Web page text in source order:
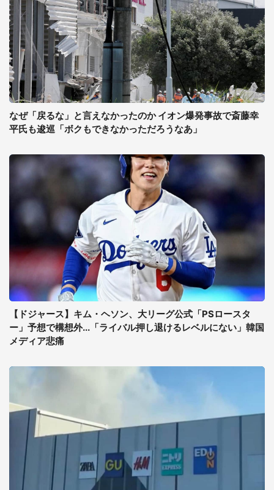
なぜ「戻るな」と言えなかったのか イオン爆発事故で斎藤幸
平氏も逡巡「ボクもできなかっただろうなあ」
【ドジャース】キム・ヘソン、大リーグ公式「PSロースタ
ー」予想で構想外...「ライバル押し退けるレベルにない」韓国
メディア悲痛